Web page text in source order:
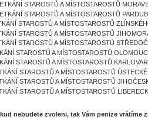
STAROSTŮ A MÍSTOSTAROSTŮ
STAROSTŮ A MÍSTOSTAROSTŮ
STAROSTŮ A MÍSTOSTAROSTŮ
STAROSTŮ A MÍSTOSTAROSTŮ
STAROSTŮ A MÍSTOSTAROSTŮ
STAROSTŮ A MÍSTOSTAROSTŮ
STAROSTŮ A MÍSTOSTAROSTŮ
STAROSTŮ A MÍSTOSTAROSTŮ
STAROSTŮ A MÍSTOSTAROSTŮ
STAROSTŮ A MÍSTOSTAROSTŮ
nebudete zvoleni, tak Vám penize vrátíme